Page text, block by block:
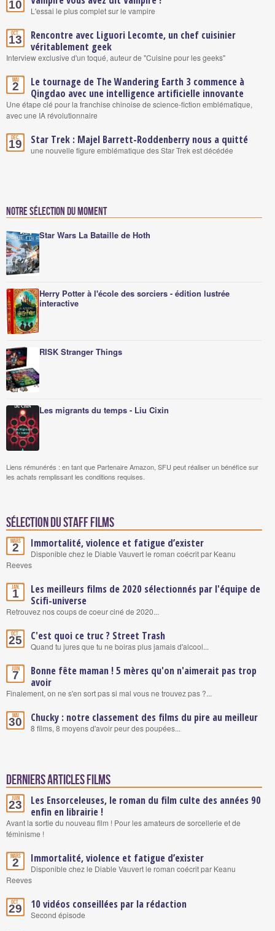
10 L'essai le plus complet sur le vampire
Oct.
13
Rencontre avec Liguori Lecomte, un chef cuisinier
véritablement geek
Interview exclusive d'un toqué, auteur de "Cuisine pour les geeks"
Mai
2
Le tournage de The Wandering Earth 3 commence à
Qingdao avec une intelligence artificielle innovante
Une étape clé pour la franchise chinoise de science-fiction emblématique,
avec une IA révolutionnaire
Déc.
19 Star Trek : Majel Barrett-Roddenberry nous a quitté
une nouvelle figure emblématique des Star Trek est décédée
Notre sélection du moment
Star Wars La Bataille de Hoth
Herry Potter à l'école des sorciers - édition lustrée
interactive
RISK Stranger Things
Les migrants du temps - Liu Cixin
Liens rémunérés : en tant que Partenaire Amazon, SFU peut réaliser un bénéfice sur
les achats remplissant les conditions requises.
Sélection du staff Films
Mars
2 Immortalité, violence et fatigue d’exister
Disponible chez le Diable Vauvert le roman coécrit par Keanu
Reeves
Jan.
1
Les meilleurs films de 2020 sélectionnés par l'équipe de
Scifi-universe
Retrouvez nos coups de coeur ciné de 2020...
Oct.
25 C'est quoi ce truc ? Street Trash
Quand tu jures que tu ne boiras plus jamais d'alcool...
Juin
7
Bonne fête maman ! 5 mères qu'on n'aimerait pas trop
avoir
Finalement, on ne s'en sort pas si mal vous ne trouvez pas ?...
Mai
30 Chucky : notre classement des films du pire au meilleur
8 films, 8 moyens d'avoir peur des poupées...
Derniers articles Films
Juin
23
Les Ensorceleuses, le roman du film culte des années 90
enfin en librairie !
Avant la sortie du nouveau film ! Pour les amateurs de sorcellerie et de
féminisme !
Mars
2 Immortalité, violence et fatigue d’exister
Disponible chez le Diable Vauvert le roman coécrit par Keanu
Reeves
Oct.
29 10 vidéos conseillées par la rédaction
Second épisode